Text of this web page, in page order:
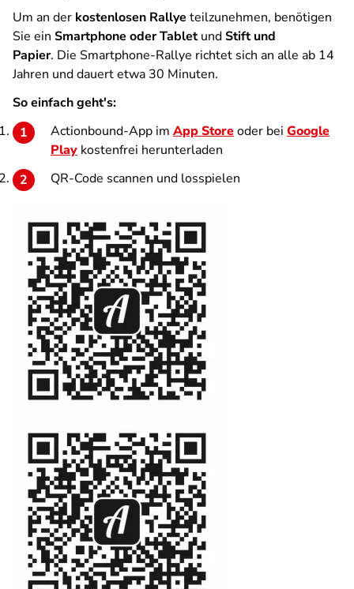
Um an der kostenlosen Rallye teilzunehmen, benötigen
Sie ein Smartphone oder TabletundStift und
Papier. Die Smartphone-Rallye richtet sich an alle ab 14
Jahren und dauert etwa 30 Minuten.
So einfach geht's:
Actionbound-App im App Storeoder bei Google
Play kostenfrei herunterladen
QR-Code scannen und losspielen